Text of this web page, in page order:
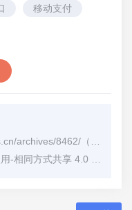
移动支付
archives/8462/ （转载时请注明本文出处及文章链接）
享 4.0 国际 (CC BY-NC-SA 4.0)